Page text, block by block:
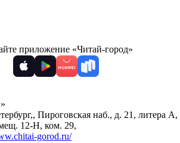
приложение «Читай-город»
, Пироговская наб., д. 21, литера А,
12-Н, ком. 29,
gorod.ru/